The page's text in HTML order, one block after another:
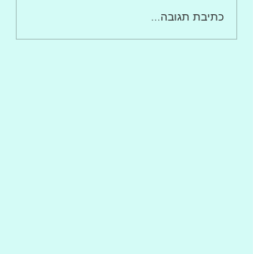
כתיבת תגובה...